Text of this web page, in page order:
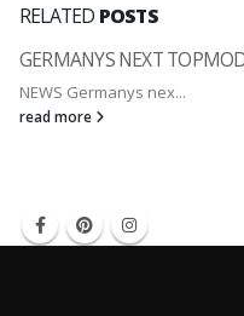
RELATED POSTS
GERMANYS NEXT
NEWS Germanys nex...
read more